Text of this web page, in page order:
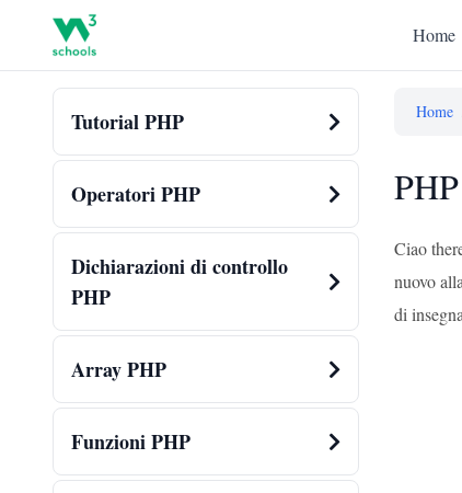
Home
Tutorial PHP
Operatori PHP
Dichiarazioni di controllo
PHP
Array PHP
Funzioni PHP
Home
Ciao
nuovo
di